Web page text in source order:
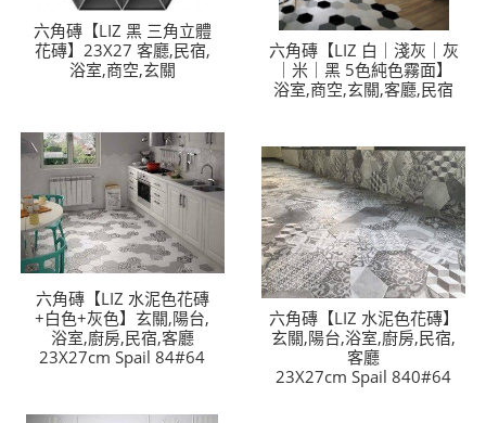
六角磚【LIZ 黑 三角立體
花磚】23X27 客廳,民宿,
浴室,商空,玄關
六角磚【LIZ 白｜淺灰｜灰
｜米｜黑 5色純色霧面】
浴室,商空,玄關,客廳,民宿
六角磚【LIZ 水泥色花磚
+白色+灰色】玄關,陽台,
浴室,廚房,民宿,客廳
23X27cm Spail 84#64
六角磚【LIZ 水泥色花磚】
玄關,陽台,浴室,廚房,民宿,
客廳
23X27cm Spail 840#64